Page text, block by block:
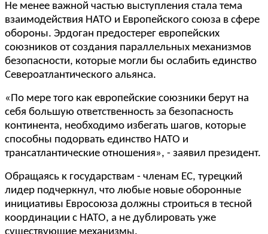
Не менее важной частью выступления стала тема
взаимодействия НАТО и Европейского союза в сфере
обороны. Эрдоган предостерег европейских
союзников от создания параллельных механизмов
безопасности, которые могли бы ослабить единство
Североатлантического альянса.
«По мере того как европейские союзники берут на
себя большую ответственность за безопасность
континента, необходимо избегать шагов, которые
способны подорвать единство НАТО и
трансатлантические отношения», - заявил президент.
Обращаясь к государствам - членам ЕС, турецкий
лидер подчеркнул, что любые новые оборонные
инициативы Евросоюза должны строиться в тесной
координации с НАТО, а не дублировать уже